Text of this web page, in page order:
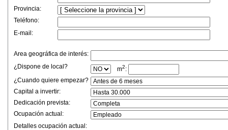
Provincia:
Teléfono:
E-mail:
Area geográfica de interés:
¿Dispone de local?
m2:
¿Cuando quiere empezar?
Capital a invertir:
Dedicación prevista:
Ocupación actual:
Detalles ocupación actual: